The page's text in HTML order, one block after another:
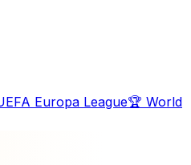
Europa League🏆 World